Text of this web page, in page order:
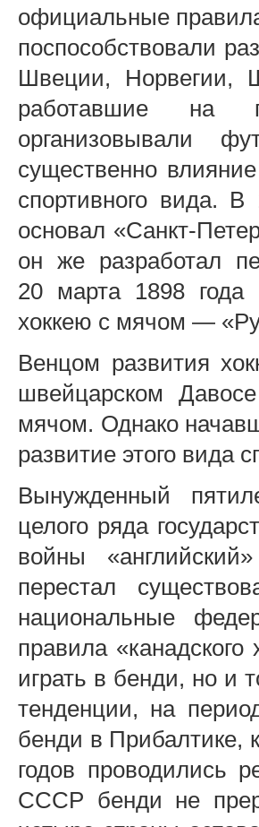
официальные
поспособствовали
Швеции, Норвегии,
работавшие на
организовывали
существенно
спортивного вида. В
основал «Санкт-
он же разработал
20 марта 1898 года
хоккею с мячом —
Венцом развития
швейцарском
мячом. Однако
развитие этого вида
Вынужденный
целого ряда
войны
перестал
национальные
правила
играть в бенди, но и
тенденции, на
бенди в Прибалтике,
годов проводились
СССР бенди не